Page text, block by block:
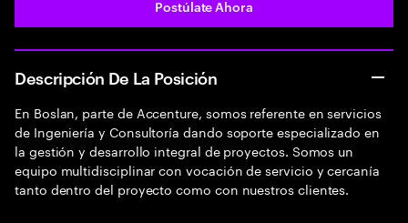
Postúlate Ahora
Descripción De La Posición
En Boslan, parte de Accenture, somos referente en servicios
de Ingeniería y Consultoría dando soporte especializado en
la gestión y desarrollo integral de proyectos. Somos un
equipo multidisciplinar con vocación de servicio y cercanía
tanto dentro del proyecto como con nuestros clientes.